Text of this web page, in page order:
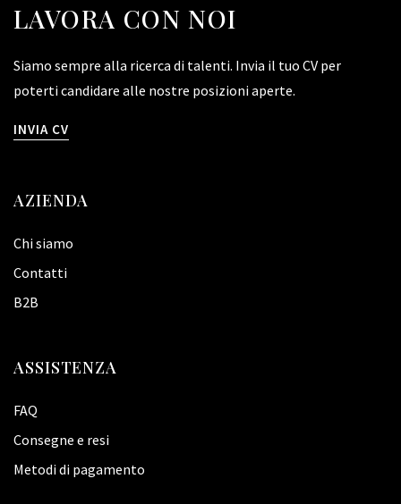
LAVORA CON NOI
Siamo sempre alla ricerca di talenti. Invia il tuo CV per
poterti candidare alle nostre posizioni aperte.
INVIA CV
AZIENDA
Chi siamo
Contatti
B2B
ASSISTENZA
FAQ
Consegne e resi
Metodi di pagamento